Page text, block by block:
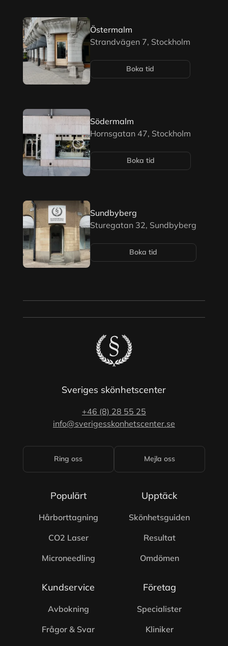
Östermalm
Strandvägen 7, Stockholm
Boka tid
Södermalm
Hornsgatan 47, Stockholm
Boka tid
Sundbyberg
Sturegatan 32, Sundbyberg
Boka tid
Sveriges skönhetscenter
+46 (8) 28 55 25
info@sverigesskonhetscenter.se
Ring oss Mejla oss
Populärt
Hårborttagning
CO2 Laser
Microneedling
Upptäck
Skönhetsguiden
Resultat
Omdömen
Kundservice
Avbokning
Frågor & Svar
Företag
Specialister
Kliniker